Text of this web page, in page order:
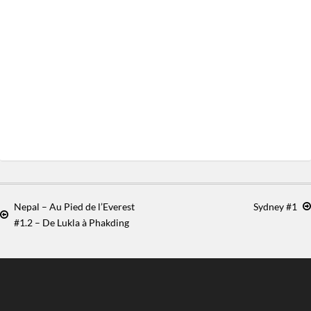
Nepal – Au Pied de l’Everest
#1.2 – De Lukla à Phakding
Sydney #1